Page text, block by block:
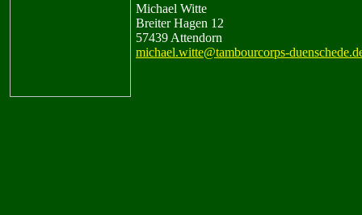
Michael Witte
Breiter Hagen 12
57439 Attendorn
michael.witte@tambourcorps-